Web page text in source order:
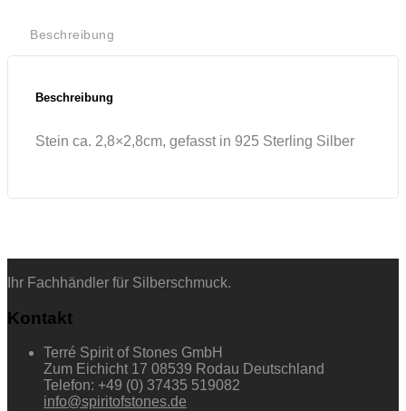
Powered by
Usercentrics
Management
Beschreibung
Beschreibung
Stein ca. 2,8×2,8cm, gefasst in 925 Sterling Silber
Ihr Fachhändler für Silberschmuck.
Kontakt
Terré Spirit of Stones GmbH
Zum Eichicht 17 08539 Rodau Deutschland
Telefon: +49 (0) 37435 519082
info@spiritofstones.de